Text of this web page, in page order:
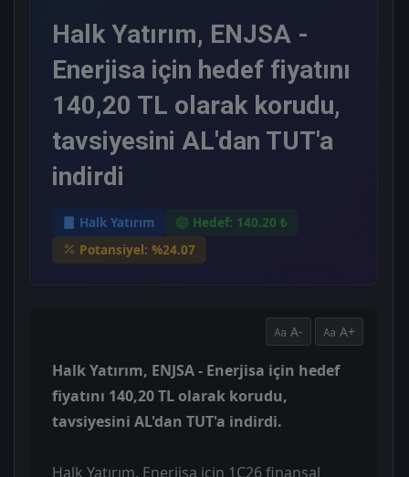
Halk Yatırım, ENJSA -
Enerjisa için hedef fiyatını
140,20 TL olarak korudu,
tavsiyesini AL'dan TUT'a
indirdi
Halk Yatırım
Hedef: 140.20 ₺
Potansiyel: %24.07
A- A+
Halk Yatırım, ENJSA - Enerjisa için hedef
fiyatını 140,20 TL olarak korudu,
tavsiyesini AL'dan TUT'a indirdi.
Halk Yatırım, Enerjisa için 1Ç26 finansal